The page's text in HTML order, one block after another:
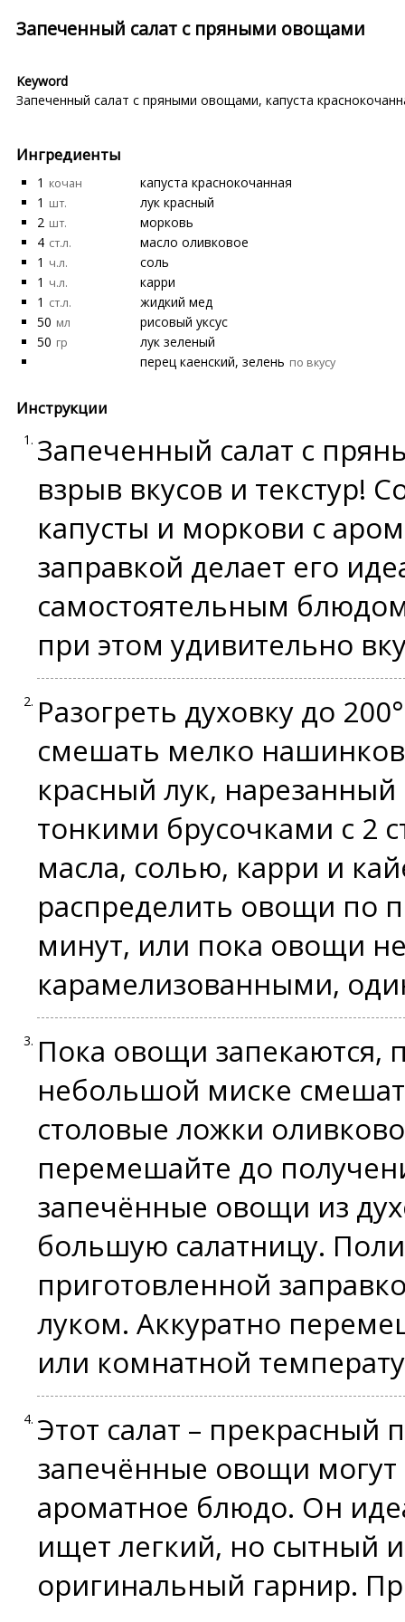
Запеченный салат с пряными овощами
Keyword
Запеченный салат с пряными овощами, капуста
Ингредиенты
1 кочан
капуста краснокочанная
1 шт.
лук красный
2 шт.
морковь
4 ст.л.
масло оливковое
1 ч.л.
соль
1 ч.л.
карри
1 ст.л.
жидкий мед
50 мл
рисовый уксус
50 гр
лук зеленый
перец каенский, зелень по вкусу
Инструкции
Запеченный салат с
взрыв вкусов и текстур!
капусты и моркови с
заправкой делает его
самостоятельным
при этом удивительно
Разогреть духовку до
смешать мелко
красный лук,
тонкими брусочками с 2
масла, солью, карри и
распределить овощи по
минут, или пока овощи
карамелизованными,
Пока овощи запекаются,
небольшой миске
столовые ложки
перемешайте до
запечённые овощи из
большую салатницу.
приготовленной
луком. Аккуратно
или комнатной
Этот салат – прекрасный
запечённые овощи могут
ароматное блюдо. Он
ищет легкий, но сытный
оригинальный гарнир.